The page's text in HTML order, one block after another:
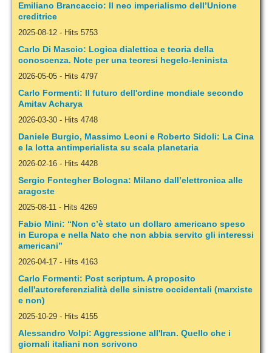
Emiliano Brancaccio: Il neo imperialismo dell’Unione
creditrice
2025-08-12 - Hits 5753
Carlo Di Mascio: Logica dialettica e teoria della
conoscenza. Note per una teoresi hegelo-leninista
2026-05-05 - Hits 4797
Carlo Formenti: Il futuro dell'ordine mondiale secondo
Amitav Acharya
2026-03-30 - Hits 4748
Daniele Burgio, Massimo Leoni e Roberto Sidoli: La Cina
e la lotta antimperialista su scala planetaria
2026-02-16 - Hits 4428
Sergio Fontegher Bologna: Milano dall’elettronica alle
aragoste
2025-08-11 - Hits 4269
Fabio Mini: “Non c’è stato un dollaro americano speso
in Europa e nella Nato che non abbia servito gli interessi
americani”
2026-04-17 - Hits 4163
Carlo Formenti: Post scriptum. A proposito
dell'autoreferenzialità delle sinistre occidentali (marxiste
e non)
2025-10-29 - Hits 4155
Alessandro Volpi: Aggressione all'Iran. Quello che i
giornali italiani non scrivono